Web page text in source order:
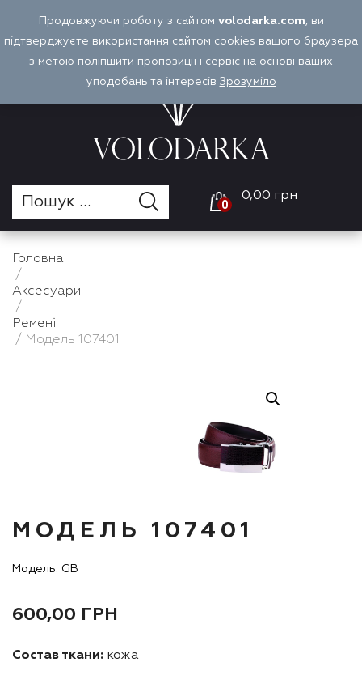
UA
Войти
Оплата і доставка
0
0,00 грн
Головна
/
Аксесуари
/
Ремені
/ Модель 107401
МОДЕЛЬ 107401
Модель: GB
600,00 ГРН
Состав ткани: кожа
Продовжуючи роботу з сайтом volodarka.com, ви
підтверджуєте використання сайтом cookies вашого браузера
з метою поліпшити пропозиції і сервіс на основі ваших
уподобань та інтересів Зрозуміло